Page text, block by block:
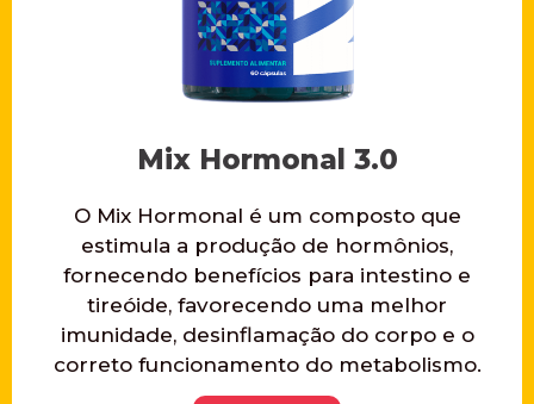
Mix Hormonal 3.0
O Mix Hormonal é um composto que
estimula a produção de hormônios,
fornecendo benefícios para intestino e
tireóide, favorecendo uma melhor
imunidade, desinflamação do corpo e o
correto funcionamento do metabolismo.